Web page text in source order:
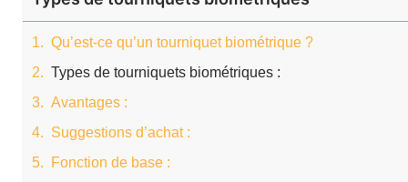
Qu’est-ce qu’un tourniquet biométrique ?
Types de tourniquets biométriques :
Avantages :
Suggestions d’achat :
Fonction de base :